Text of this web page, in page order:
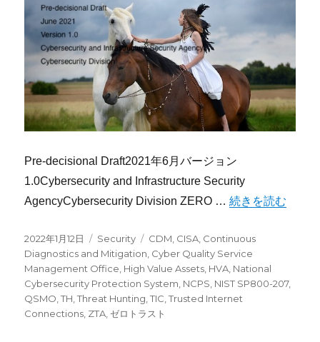
Pre-decisional Draft2021年6月バージョン
1.0Cybersecurity and Infrastructure Security
AgencyCybersecurity Division ZERO …“CISA ゼロトラ
続きを読む
投
稿
日:
2022年1月12日
カ
テ
ゴ
リ
ー
Security
タ
グ
CDM, CISA, Continuous
Diagnostics and Mitigation, Cyber Quality Service
Management Office, High Value Assets, HVA, National
Cybersecurity Protection System, NCPS, NIST SP800-207,
QSMO,TH,Threat Hunting,TIC,Trusted Internet
Connections, ZTA,ゼロトラスト